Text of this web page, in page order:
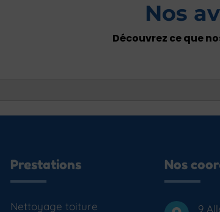
Nos
Découvrez ce que
Prestations
Nettoyage toiture
Nos
9